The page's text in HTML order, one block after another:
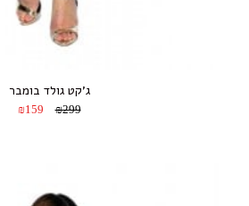
ג’קט גולד בומבר
₪299
₪159